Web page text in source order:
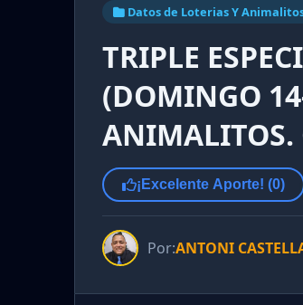
Datos de Loterias Y
TRIPLE
(DOMINGO
ANIMALITOS.
¡Excelente Aporte! (0)
Por:ANTONI